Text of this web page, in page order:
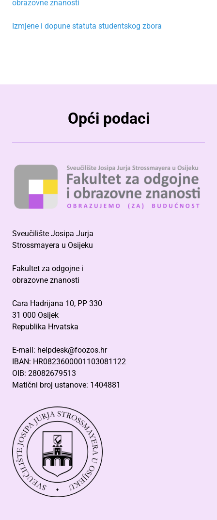
obrazovne znanosti
Izmjene i dopune statuta studentskog zbora
Opći podaci
Sveučilište Josipa Jurja
Strossmayera u Osijeku
Fakultet za odgojne i
obrazovne znanosti
Cara Hadrijana 10, PP 330
31 000 Osijek
Republika Hrvatska
E-mail: helpdesk@foozos.hr
IBAN: HR0823600001103081122
OIB: 28082679513
Matični broj ustanove: 1404881